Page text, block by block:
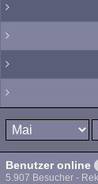
Benutzer online
5.907 Besucher -